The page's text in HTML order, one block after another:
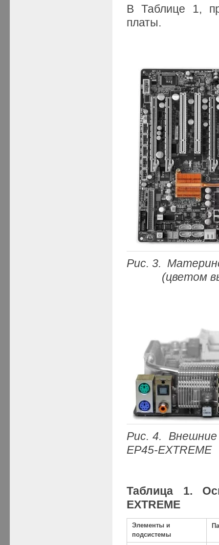
В Таблице 1,
платы.
Рис. 3.
(цветом
Рис. 4. В
EP45-EXTREME
Таблица 1.
EXTREME
Элементы и
подсистемы